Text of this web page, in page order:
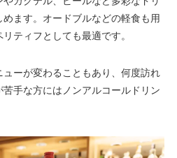
ます。オードブルなどの軽食も用
ティフとしても最適です。
ーが変わることもあり、何度訪れ
手な方にはノンアルコールドリン